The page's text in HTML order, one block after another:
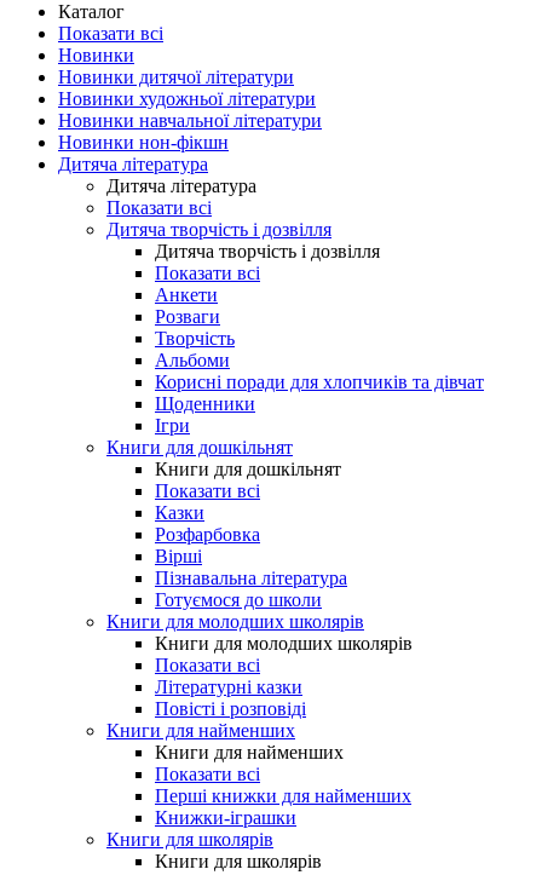
Каталог
Показати всі
Новинки
Новинки дитячої літератури
Новинки художньої літератури
Новинки навчальної літератури
Новинки нон-фікшн
Дитяча література
Дитяча література
Показати всі
Дитяча творчість і дозвілля
Дитяча творчість і дозвілля
Показати всі
Анкети
Розваги
Творчість
Альбоми
Корисні поради для хлопчиків та дівчат
Щоденники
Ігри
Книги для дошкільнят
Книги для дошкільнят
Показати всі
Казки
Розфарбовка
Вірші
Пізнавальна література
Готуємося до школи
Книги для молодших школярів
Книги для молодших школярів
Показати всі
Літературні казки
Повісті і розповіді
Книги для найменших
Книги для найменших
Показати всі
Перші книжки для найменших
Книжки-іграшки
Книги для школярів
Книги для школярів